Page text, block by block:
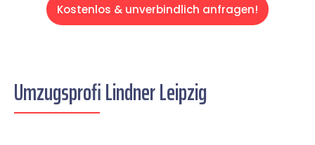
Kostenlos & unverbindlich anfragen!
Umzugsprofi Lindner Leipzig